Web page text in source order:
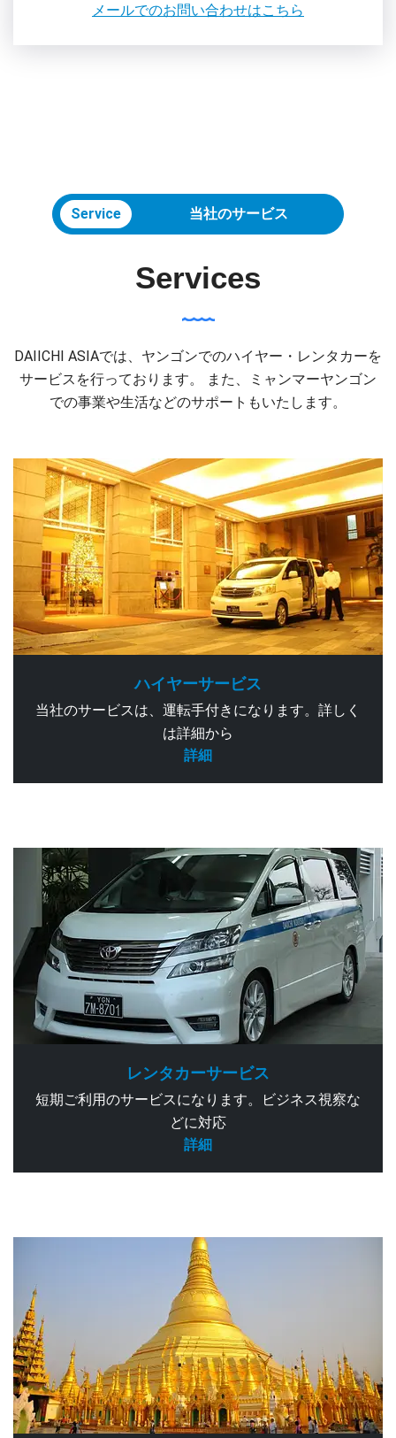
メールでのお問い合わせはこちら
Service 当社のサービス
Services
DAIICHI ASIAでは、ヤンゴンでのハイヤー・レンタカーを
サービスを行っております。 また、ミャンマーヤンゴン
での事業や生活などのサポートもいたします。
ハイヤーサービス
当社のサービスは、運転手付きになります。詳しく
は詳細から
詳細
レンタカーサービス
短期ご利用のサービスになります。ビジネス視察な
どに対応
詳細